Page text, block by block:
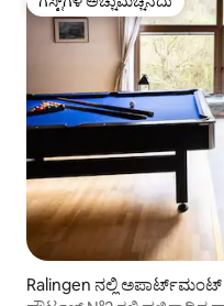
ಗೆಸ್ಟ್‌ಗಳ ಅಚ್ಚುಮೆಚ್ಚಿನದು
Ralingen ನಲ್ಲಿ ಅಪಾರ್ಟ್‌ಮಂಟ್